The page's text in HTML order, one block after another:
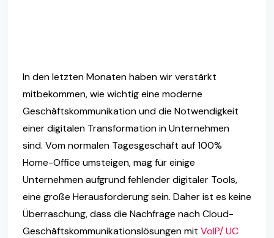
In den letzten Monaten haben wir verstärkt
mitbekommen, wie wichtig eine moderne
Geschäftskommunikation und die Notwendigkeit
einer digitalen Transformation in Unternehmen
sind. Vom normalen Tagesgeschäft auf 100%
Home-Office umsteigen, mag für einige
Unternehmen aufgrund fehlender digitaler Tools,
eine große Herausforderung sein. Daher ist es keine
Überraschung, dass die Nachfrage nach Cloud-
Geschäftskommunikationslösungen mit VoIP/ UC